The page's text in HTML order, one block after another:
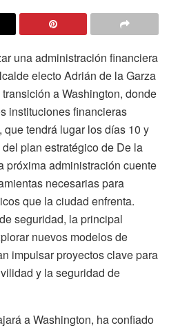
una administración financiera
electo Adrián de la Garza
a Washington, donde
instituciones financieras
tendrá lugar los días 10 y
plan estratégico de De la
próxima administración cuente
necesarias para
que la ciudad enfrenta.
seguridad, la principal
nuevos modelos de
impulsar proyectos clave para
y la seguridad de
a Washington, ha confiado